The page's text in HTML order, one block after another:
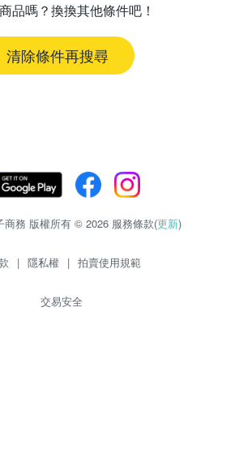
品嗎？換換其他條件吧！
清除條件再搜尋
商務 版權所有 © 2026 服務條款(更新)
| 隱私權 | 拍賣使用規範
交易安全